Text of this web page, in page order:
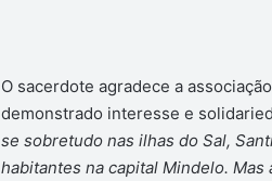
O sacerdote agradece a
demonstrado interesse e
se sobretudo nas ilhas do Sal,
habitantes na capital Mindelo.